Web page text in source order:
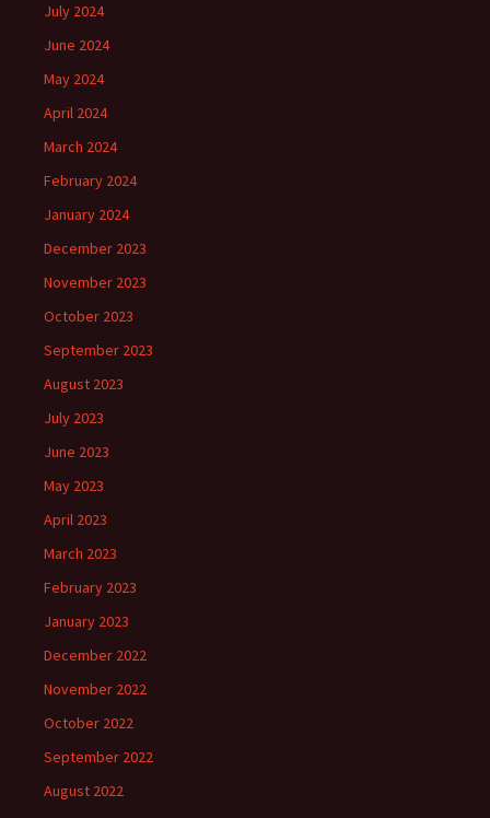
July 2024
June 2024
May 2024
April 2024
March 2024
February 2024
January 2024
December 2023
November 2023
October 2023
September 2023
August 2023
July 2023
June 2023
May 2023
April 2023
March 2023
February 2023
January 2023
December 2022
November 2022
October 2022
September 2022
August 2022